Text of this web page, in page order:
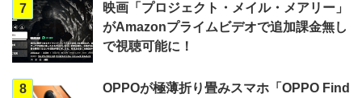
7
映画「プロジェクト・メイル・メアリー」
がAmazonプライムビデオで追加課金無し
で視聴可能に！
8
OPPOが極薄折り畳みスマホ「OPPO Find